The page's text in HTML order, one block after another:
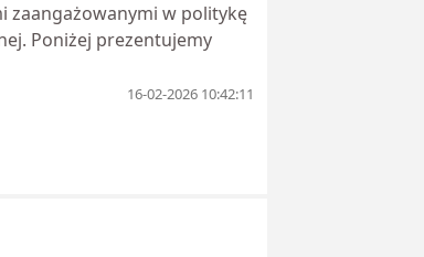
zaangażowanymi w politykę
Poniżej prezentujemy
16-02-2026 10:42:11